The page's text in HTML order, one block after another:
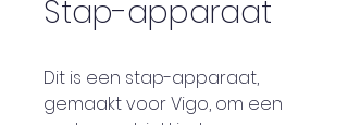
Stap-apparaat
Dit is een stap-apparaat,
gemaakt voor Vigo, om een